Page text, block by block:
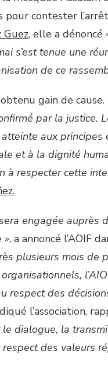
contester
Guez, elle a dénoncé
s’est tenue une
de ce
gain de cause.
par la justice.
aux
et à la dignité
à respecter cette
engagée auprès
», a annoncé l’AOIF
plusieurs mois de
respect des
l’association,
dialogue, la
des valeurs